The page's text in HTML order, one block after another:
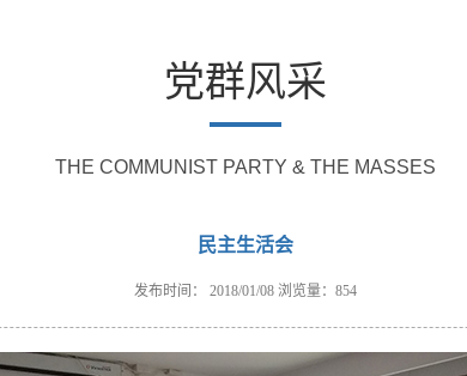
党群风采
THE COMMUNIST PARTY & THE MASSES
民主生活会
发布时间： 2018/01/08 浏览量：854